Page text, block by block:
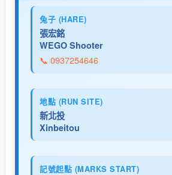
兔子 (HARE)
張宏銘
WEGO Shooter
📞 0937254646
地點 (RUN SITE)
新北投
Xinbeitou
記號起點 (MARKS START)